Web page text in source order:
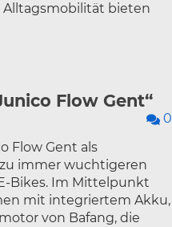
bieten
Flow Gent“
0
Flow Gent als
immer wuchtigeren
Bikes. Im Mittelpunkt
mit integriertem Akku,
von Bafang, die